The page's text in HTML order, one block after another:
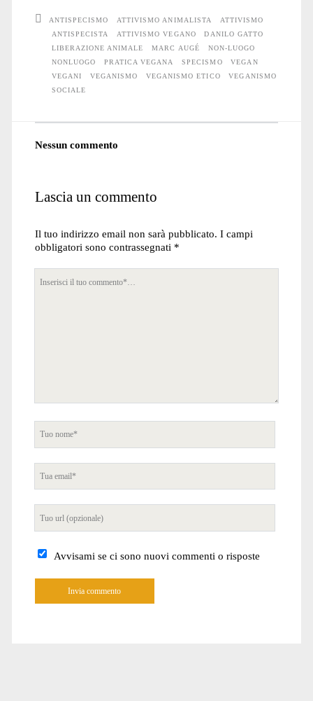
ANTISPECISMO ATTIVISMO ANIMALISTA
ATTIVISMO
ANTISPECISTA
ATTIVISMO VEGANO
DANILO GATTO
LIBERAZIONE ANIMALE
MARC AUGÉ
NON-LUOGO
NONLUOGO
PRATICA VEGANA SPECISMO
VEGAN
VEGANI
VEGANISMO VEGANISMO ETICO
VEGANISMO
SOCIALE
Nessun commento
Lascia un commento
Il tuo indirizzo email non sarà pubblicato. I campi
obbligatori sono contrassegnati *
commento
nome
email
sito
Avvisami se ci sono nuovi commenti o risposte